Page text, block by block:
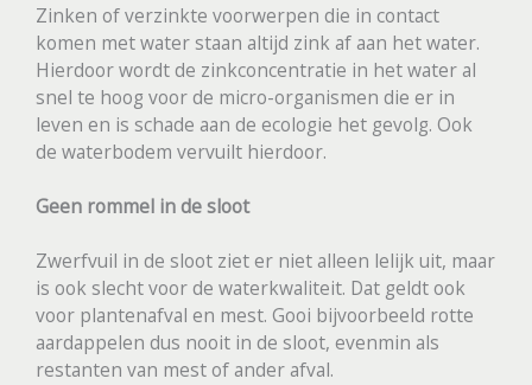
Zinken of verzinkte voorwerpen die in contact
komen met water staan altijd zink af aan het water.
Hierdoor wordt de zinkconcentratie in het water al
snel te hoog voor de micro-organismen die er in
leven en is schade aan de ecologie het gevolg. Ook
de waterbodem vervuilt hierdoor.
Geen rommel in de sloot
Zwerfvuil in de sloot ziet er niet alleen lelijk uit, maar
is ook slecht voor de waterkwaliteit. Dat geldt ook
voor plantenafval en mest. Gooi bijvoorbeeld rotte
aardappelen dus nooit in de sloot, evenmin als
restanten van mest of ander afval.